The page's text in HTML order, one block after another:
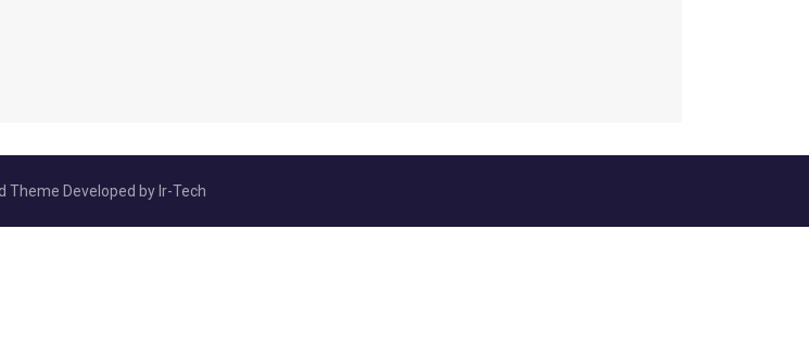
Theme Developed byIr-Tech